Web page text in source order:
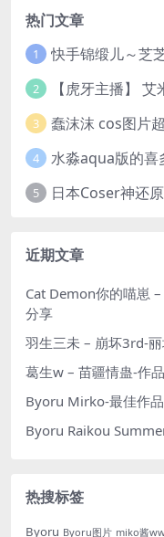
热门文章
1 快手锦缎儿～芝
2
3 蠢沫沫 cos图片
4 水淼aqua版的喜
5 日本Coser神还
近期文章
Cat Demon你的喵崽
分享
羽生三未 – 崩坏3rd-
葛生w – 苗疆情蛊-作
Byoru Mirko-最佳作品
Byoru Raikou
热搜标签
Byoru Byoru图片 miko酱